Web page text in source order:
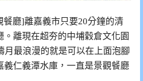
廳]離嘉義市只要20分鐘的清
離現在超夯的中埔穀倉文化園
月最浪漫的就是可以在上面泡腳
仁義潭水庫，一直是景觀餐廳